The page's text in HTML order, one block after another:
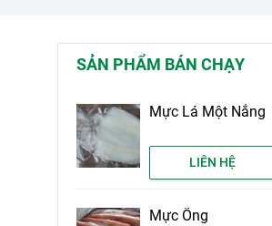
SẢN PHẨM BÁN CHẠY
Mực Lá Một Nắng
LIÊN HỆ
Mực Ống